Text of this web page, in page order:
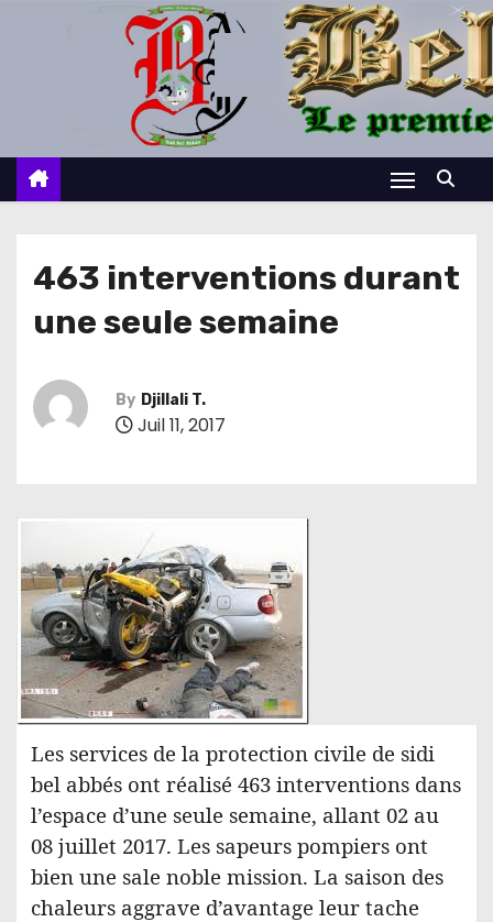
c
463 interventions durant
une seule semaine
By Djillali T.
Juil 11, 2017
Les services de la protection civile de sidi
bel abbés ont réalisé 463 interventions dans
l’espace d’une seule semaine, allant 02 au
08 juillet 2017. Les sapeurs pompiers ont
bien une sale noble mission. La saison des
chaleurs aggrave d’avantage leur tache